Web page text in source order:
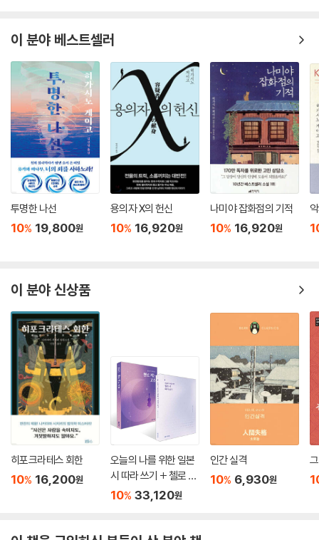
이 분야 베스트셀러
투명한 나선
10% 19,800원
용의자 X의 헌신
10% 16,920원
나미야 잡화점의 기적
10% 16,920원
이 분야 신상품
히포크라테스 회한
10% 16,200원
오늘의 나를 위한 일본
시 따라 쓰기 + 첼로 켜
는 고슈 세트
10% 33,120원
인간 실격
10% 6,930원